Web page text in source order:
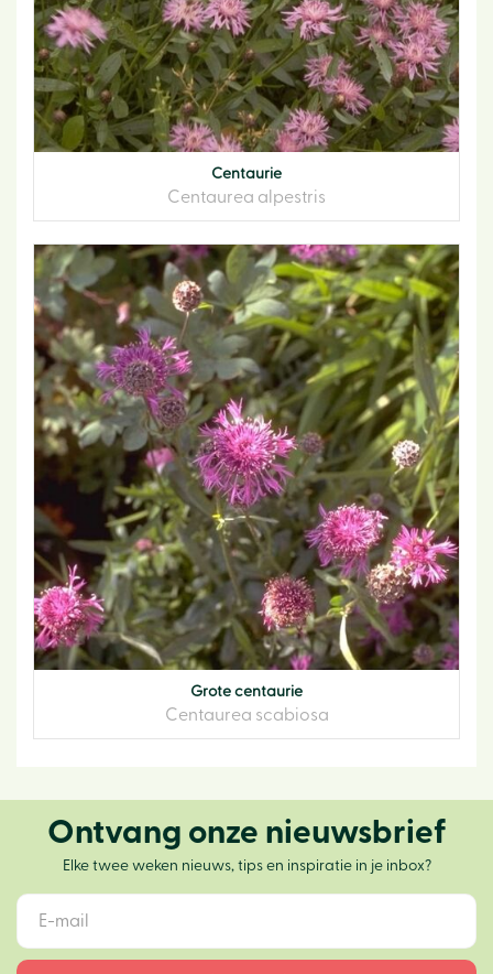
Centaurie
Centaurea alpestris
Grote centaurie
Centaurea scabiosa
Ontvang onze nieuwsbrief
Elke twee weken nieuws, tips en inspiratie in je inbox?